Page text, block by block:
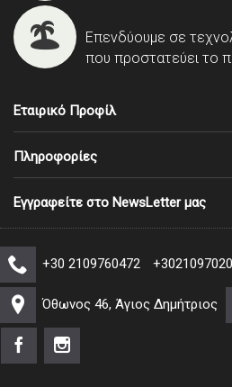
Επενδύουμε σε
που προστατεύει το
Εταιρικό Προφίλ
Πληροφορίες
Εγγραφείτε στο NewsLetter μας
+30 2109760472
Όθωνος 46, Άγιος Δημήτριος